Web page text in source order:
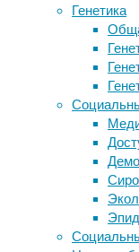
Генетика
изоляции
Рапа-
Нуи,
чтобы
какими
могут
первые